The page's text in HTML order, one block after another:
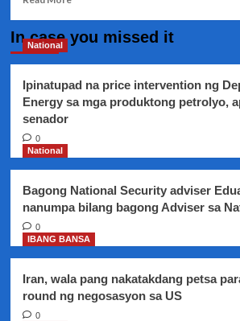
GenSan,
sa
Tourist
first
quarter
2017
In case you missed it
National
Ipinatupad na price intervention ng
Energy sa mga produktong petrolyo,
senador
0
National
Bagong National Security adviser
nanumpa bilang bagong Adviser sa
0
IBANG BANSA
Iran, wala pang nakatakdang petsa
round ng negosasyon sa US
0